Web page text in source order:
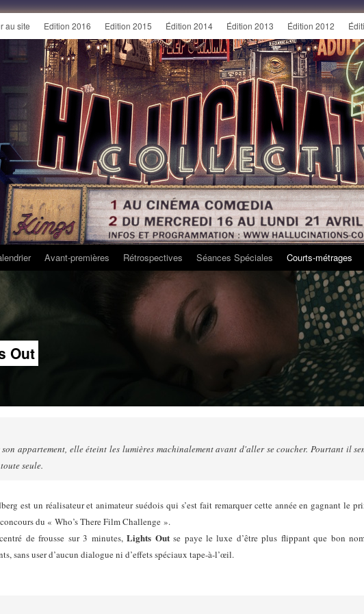
au site Edition 2016 Edition 2015 Édition 2014 Édition 2013 Édition 2012
Avant-premières Rétrospectives Séances Spéciales Courts-métrages
Out
son appartement, elle éteint les lumières machinalement avant d'aller se coucher. Pourtant il
seule.
est un réalisateur et animateur suédois qui s’est fait remarquer cette année en gagnant le
du « Who’s There Film Challenge ».
de frousse sur 3 minutes,Lights Outse paye le luxe d’être plus flippant que bon
sans user d’aucun dialogue ni d’effets spéciaux tape-à-l’œil.